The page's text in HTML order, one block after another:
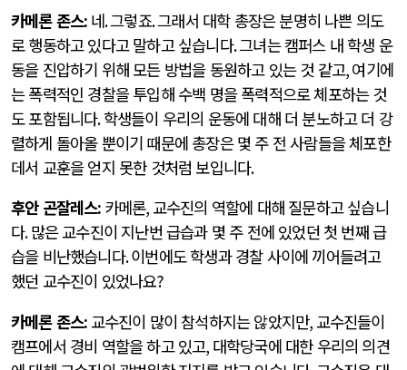
카메론 존스: 네.그렇죠.그래서 대학 총장은 분명히 나쁜 의도
로 행동하고 있다고 말하고 싶습니다.그녀는 캠퍼스 내 학생 운
동을 진압하기 위해 모든 방법을 동원하고 있는 것 같고,여기에
는 폭력적인 경찰을 투입해 수백 명을 폭력적으로 체포하는 것
도 포함됩니다.학생들이 우리의 운동에 대해 더 분노하고 더 강
렬하게 돌아올 뿐이기 때문에 총장은 몇 주 전 사람들을 체포한
데서 교훈을 얻지 못한 것처럼 보입니다.
후안 곤잘레스: 카메론, 교수진의 역할에 대해 질문하고 싶습니
다.많은 교수진이 지난번 급습과 몇 주 전에 있었던 첫 번째 급
습을 비난했습니다.이번에도 학생과 경찰 사이에 끼어들려고
했던 교수진이 있었나요?
카메론 존스: 교수진이 많이 참석하지는 않았지만, 교수진들이
캠프에서 경비 역할을 하고 있고, 대학당국에 대한 우리의 의견